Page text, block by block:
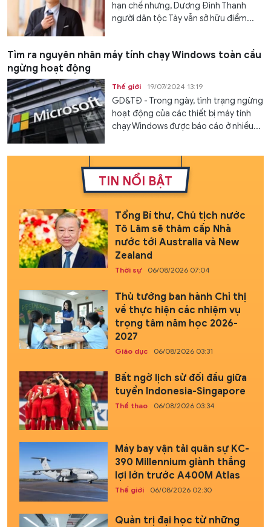
hạn chế nhưng, Dương Đình Thanh
người dân tộc Tày vẫn sở hữu điểm...
Tìm ra nguyên nhân máy tính chạy Windows toàn cầu
ngừng hoạt động
Thế giới 19/07/2024 13:19
GD&TĐ - Trong ngày, tình trạng ngừng
hoạt động của các thiết bị máy tính
chạy Windows được báo cáo ở nhiều...
TIN NỔI BẬT
Tổng Bí thư, Chủ tịch nước
Tô Lâm sẽ thăm cấp Nhà
nước tới Australia và New
Zealand
Thời sự 06/08/2026 07:04
Thủ tướng ban hành Chỉ thị
về thực hiện các nhiệm vụ
trọng tâm năm học 2026-
2027
Giáo dục 06/08/2026 03:31
Bất ngờ lịch sử đối đầu giữa
tuyển Indonesia-Singapore
Thể thao 06/08/2026 03:34
Máy bay vận tải quân sự KC-
390 Millennium giành thắng
lợi lớn trước A400M Atlas
Thế giới 06/08/2026 02:30
Quản trị đại học từ những